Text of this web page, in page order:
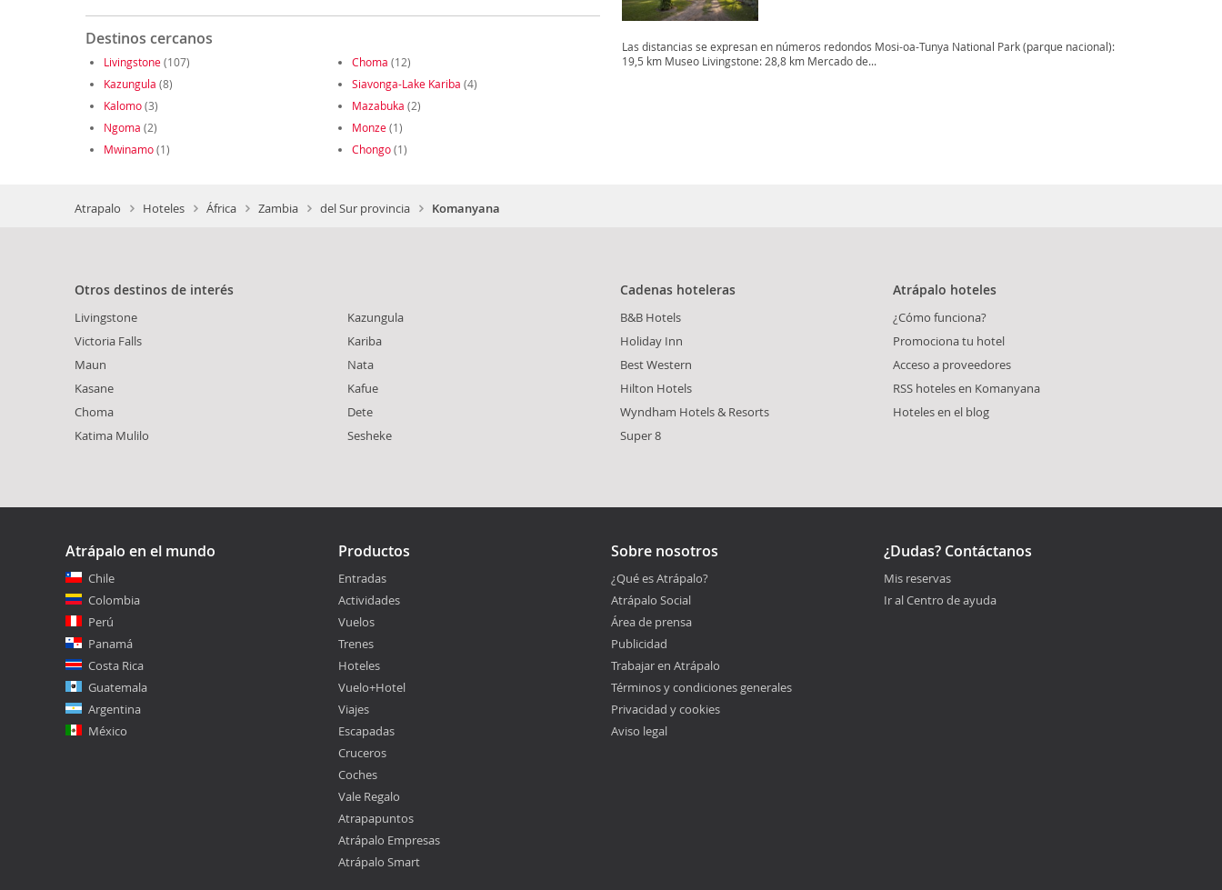
Destinos cercanos
Livingstone(107) Choma (12)
Kazungula (8) Siavonga-Lake Kariba (4)
Kalomo(3) Mazabuka (2)
Ngoma (2) Monze(1)
Mwinamo(1) Chongo(1)
Las distancias se expresan en números redondos Mosi-oa-Tunya National Park (parque nacional):
19,5 km Museo Livingstone: 28,8 km Mercado de...
Atrapalo Hoteles África Zambia del Sur provincia Komanyana
Otros destinos de interés
Livingstone
Victoria Falls
Maun
Kasane
Choma
Katima Mulilo
Kazungula
Kariba
Nata
Kafue
Dete
Sesheke
Cadenas hoteleras
B&B Hotels
Holiday Inn
Best Western
Hilton Hotels
Wyndham Hotels & Resorts
Super 8
Atrápalo hoteles
¿Cómo funciona?
Promociona tu hotel
Acceso a proveedores
RSS hoteles en Komanyana
Hoteles en el blog
Atrápalo en el mundo
Chile
Colombia
Perú
Panamá
Costa Rica
Guatemala
Argentina
México
Productos
Entradas
Actividades
Vuelos
Trenes
Hoteles
Vuelo+Hotel
Viajes
Escapadas
Cruceros
Coches
Vale Regalo
Atrapapuntos
Atrápalo Empresas
Atrápalo Smart
Sobre nosotros
¿Qué es Atrápalo?
Atrápalo Social
Área de prensa
Publicidad
Trabajar en Atrápalo
Términos y condiciones generales
Privacidad y cookies
Aviso legal
¿Dudas? Contáctanos
Mis reservas
Ir al Centro de ayuda